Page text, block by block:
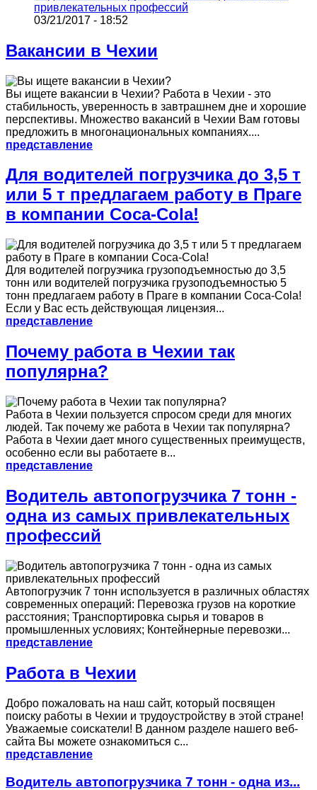
привлекательных профессий
03/21/2017 - 18:52
Вакансии в Чехии
Вы ищете вакансии в Чехии? Работа в Чехии - это
стабильность, уверенность в завтрашнем дне и хорошие
перспективы. Множество вакансий в Чехии Вам готовы
предложить в многонациональных компаниях....
представление
Для водителей погрузчика до 3,5 т
или 5 т предлагаем работу в Праге
в компании Coca-Cola!
Для водителей погрузчика грузоподъемностью до 3,5
тонн или водителей погрузчика грузоподъемностью 5
тонн предлагаем работу в Праге в компании Coca-Cola!
Если у Вас есть действующая лицензия...
представление
Почему работа в Чехии так
популярна?
Работа в Чехии пользуется спросом среди для многих
людей. Так почему же работа в Чехии так популярна?
Работа в Чехии дает много существенных преимуществ,
особенно если вы работаете в...
представление
Водитель автопогрузчика 7 тонн -
одна из самых привлекательных
профессий
Автопогрузчик 7 тонн используется в различных областях
современных операций: Перевозка грузов на короткие
расстояния; Транспортировка сырья и товаров в
промышленных условиях; Контейнерные перевозки...
представление
Работа в Чехии
Добро пожаловать на наш сайт, который посвящен
поиску работы в Чехии и трудоустройству в этой стране!
Уважаемые соискатели! В данном разделе нашего веб-
сайта Вы можете ознакомиться с...
представление
Водитель автопогрузчика 7 тонн - одна из...